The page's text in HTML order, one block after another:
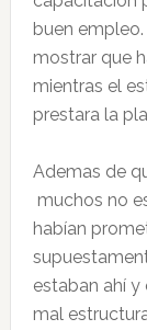
buen
mostrar que
mientras el
prestara la
Ademas de
muchos no
habían
estaban ahí
mal